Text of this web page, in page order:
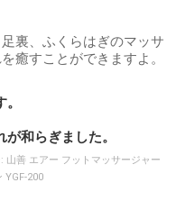
裏、ふくらはぎのマッサ
癒すことができますよ。
和らぎました。
善 エアー フットマッサージャー
YGF-200